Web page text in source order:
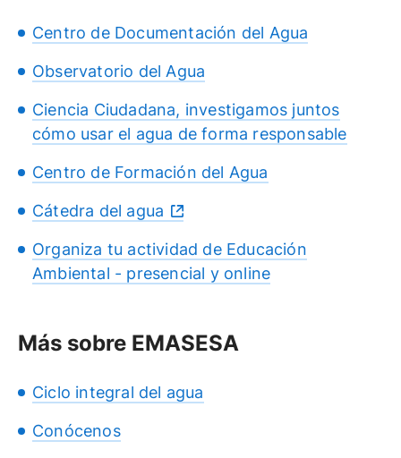
Centro de Documentación del Agua
Observatorio del Agua
Ciencia Ciudadana, investigamos juntos
cómo usar el agua de forma responsable
Centro de Formación del Agua
Cátedra del agua
Organiza tu actividad de Educación
Ambiental - presencial y online
Más sobre EMASESA
Ciclo integral del agua
Conócenos